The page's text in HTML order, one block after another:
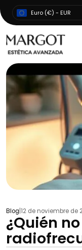
Euro (€) - EUR
Blog 12 de noviembre de
¿Quién